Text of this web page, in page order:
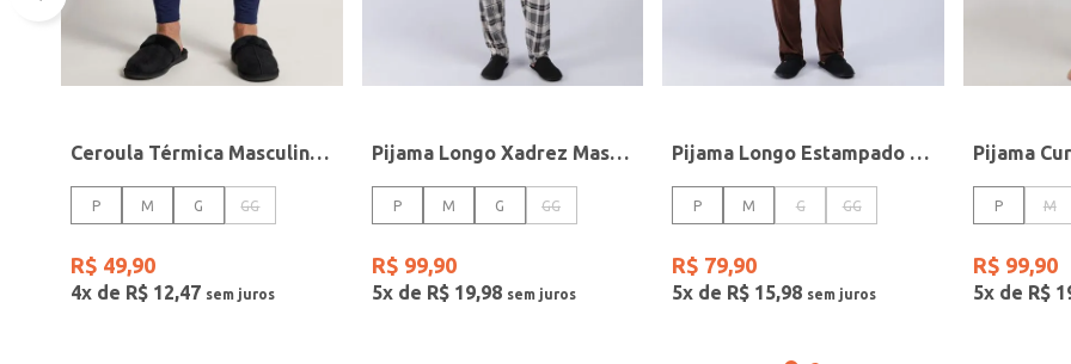
Ceroula Térmica Masculina MARINHO
P M G GG
R$ 49,90
4x de R$ 12,47
Pijama Longo Xadrez Masculino CINZA
P M G GG
R$ 99,90
5x de R$ 19,98
Pijama Longo Estampado Masculino MARROM
P M G GG
R$ 79,90
5x de R$ 15,98
P M
R$ 99,90
5x de R$